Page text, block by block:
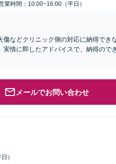
業時間：10:00~16:00（平日）
傷などクリニック側の対応に納得でき
情に即したアドバイスで、納得ので
メールでお問い合わせ
）